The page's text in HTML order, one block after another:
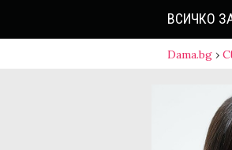
ВСИЧКО
Dama.bg ›